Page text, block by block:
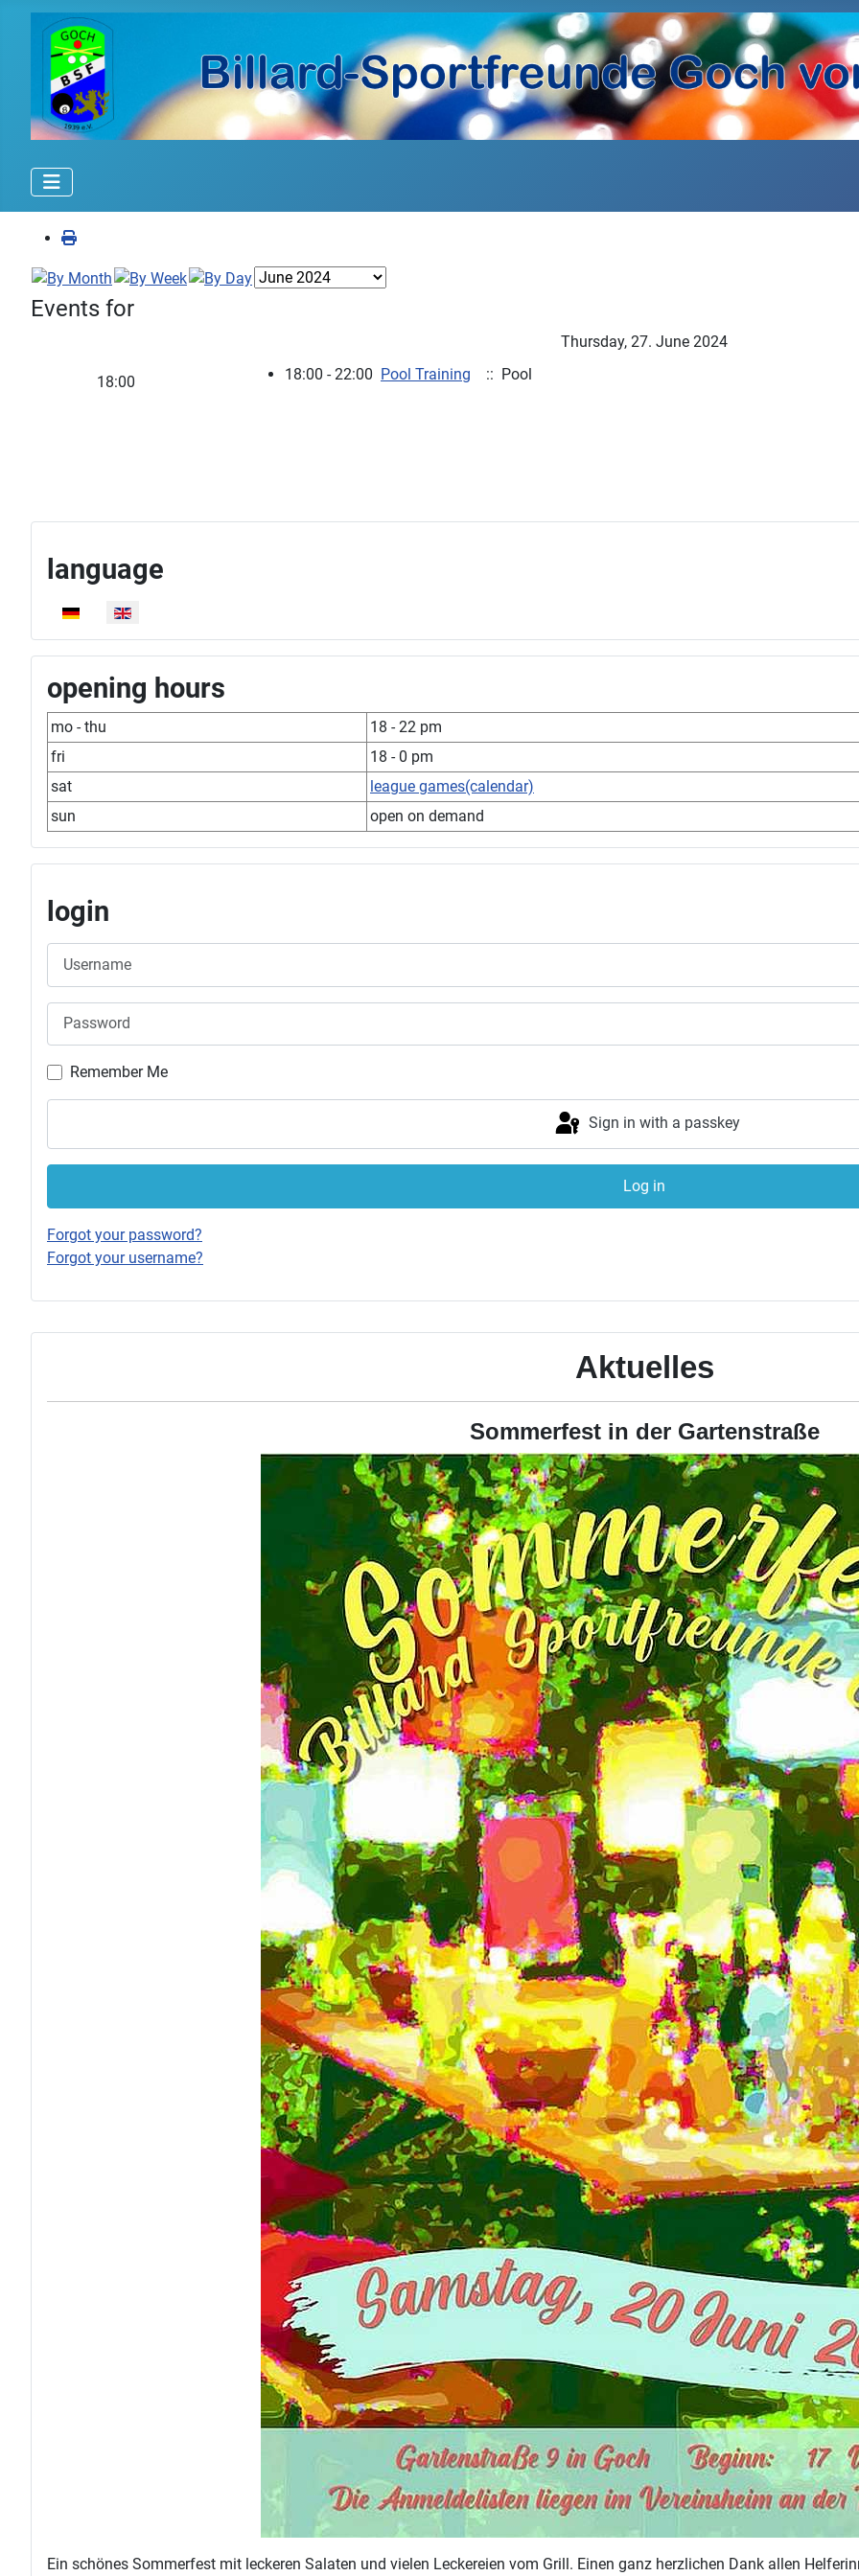
Aktuelles
Sommerfest in der Gartenstraße
Ein schönes Sommerfest mit leckeren Salaten und vielen Leckereien vom Grill. Einen ganz herzlichen Dank allen
Events for
Thursday, 27. June 2024
18:00 18:00 - 22:00 Pool Training :: Pool
Select your language
language
opening hours
mo - thu
18 - 22 pm
fri
18 - 0 pm
sat
league games(calendar)
sun
open on demand
login
Remember Me
Sign in with a passkey
Log in
Forgot your password?
Forgot your username?